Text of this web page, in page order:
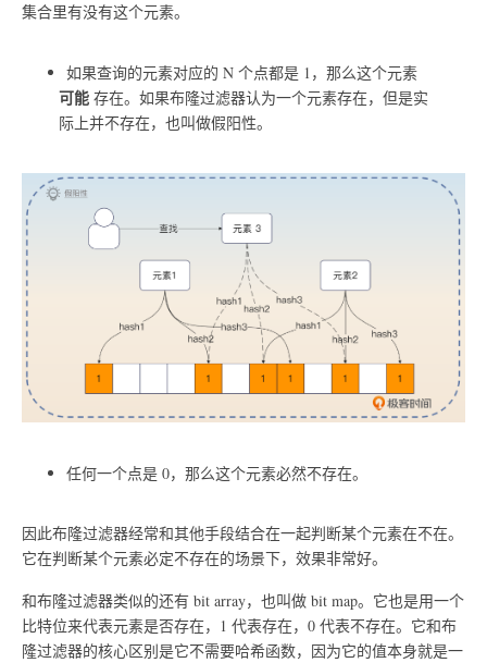
集合里有没有这个元素。
如果查询的元素对应的 N 个点都是 1，那么这个元素
可能存在。如果布隆过滤器认为一个元素存在，但是实
际上并不存在，也叫做假阳性。
任何一个点是 0，那么这个元素必然不存在。
因此布隆过滤器经常和其他手段结合在一起判断某个元素在不在。
它在判断某个元素必定不存在的场景下，效果非常好。
和布隆过滤器类似的还有 bit array，也叫做 bit map。它也是用一个
比特位来代表元素是否存在，1 代表存在，0 代表不存在。它和布
隆过滤器的核心区别是它不需要哈希函数，因为它的值本身就是一